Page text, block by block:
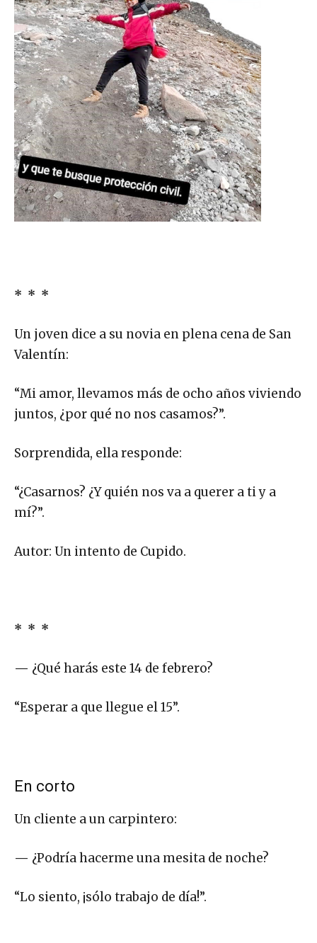
* * *
Un joven dice a su novia en plena cena de San
Valentín:
“Mi amor, llevamos más de ocho años viviendo
juntos, ¿por qué no nos casamos?”.
Sorprendida, ella responde:
“¿Casarnos? ¿Y quién nos va a querer a ti y a
mí?”.
Autor: Un intento de Cupido.
* * *
— ¿Qué harás este 14 de febrero?
“Esperar a que llegue el 15”.
En corto
Un cliente a un carpintero:
— ¿Podría hacerme una mesita de noche?
“Lo siento, ¡sólo trabajo de día!”.